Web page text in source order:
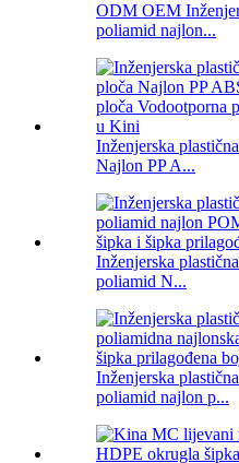
ODM OEM
poliamid najlon...
Inženjerska
Najlon PP A...
Inženjerska
poliamid N...
Inženjerska
poliamid najlon p...